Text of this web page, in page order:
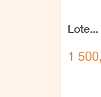
Lote...
1